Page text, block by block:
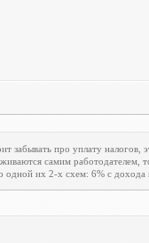
забывать про уплату налогов,
самим работодателем,
одной их 2-х схем: 6% с дохода